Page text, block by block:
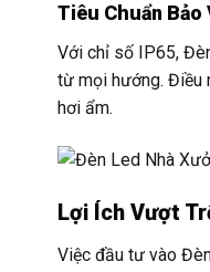
Tiêu Chuẩn Bảo
Với chỉ số IP65,
từ mọi hướng. Điều
hơi ẩm.
Lợi Ích Vượt
Việc đầu tư vào